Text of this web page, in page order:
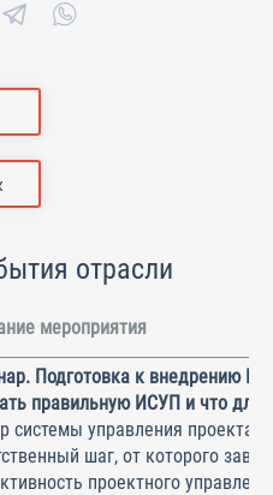
отрасли
мероприятия
Подготовка к внедрению
правильную ИСУП и что для
системы управления
шаг, от которого
проектного